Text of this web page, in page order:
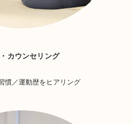
カウンセリング
慣／運動歴をヒアリング